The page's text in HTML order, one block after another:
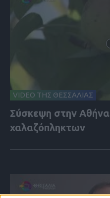
VIDEO ΤΗΣ ΘΕΣΣΑΛΙΑΣ
Σύσκεψη στην Αθήνα
χαλαζόπληκτων